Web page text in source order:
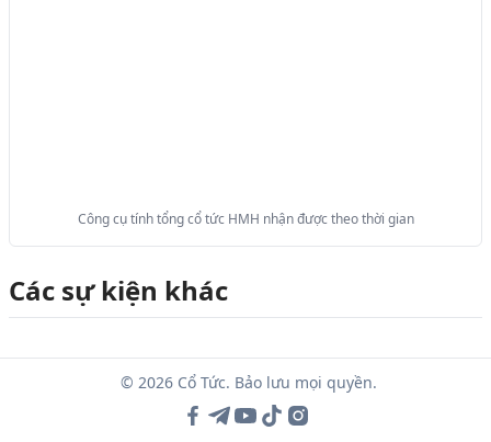
Công cụ tính tổng cổ tức HMH nhận được theo thời gian
Các sự kiện khác
© 2026 Cổ Tức. Bảo lưu mọi quyền.